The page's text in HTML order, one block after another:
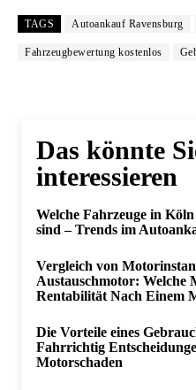
TAGS Autoankauf Ravensburg
Fahrzeugbewertung kostenlos
Das könnte
interessieren
Welche Fahrzeuge in
sind – Trends im
Vergleich von
Austauschmotor: Welche
Rentabilität Nach Einem
Die Vorteile eines
Fahrrichtig
Motorschaden